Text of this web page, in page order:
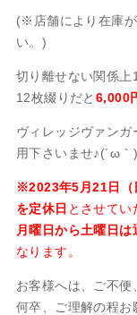
(※店舗により在庫
い。)
切り離せない関係
12枚綴りだと 6,000
ヴィレッジヴァンガ
用下さいませ♪(´ω｀)
※2023年5月21日（
を定休日 とさせてい
月曜日から土曜日
なります。
お客様へは、ご不便
何卒、ご理解の程お